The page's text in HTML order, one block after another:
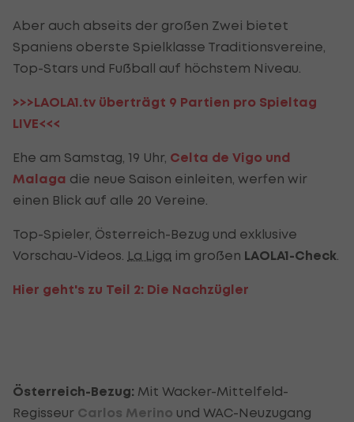
Aber auch abseits der großen Zwei bietet
Spaniens oberste Spielklasse Traditionsvereine,
Top-Stars und Fußball auf höchstem Niveau.
>>>LAOLA1.tv überträgt 9 Partien pro Spieltag
LIVE<<<
Ehe am Samstag, 19 Uhr, Celta de Vigo und
Malaga die neue Saison einleiten, werfen wir
einen Blick auf alle 20 Vereine.
Top-Spieler, Österreich-Bezug und exklusive
Vorschau-Videos. La Liga im großen LAOLA1-Check
Hier geht's zu Teil 2: Die Nachzügler
Österreich-Bezug: Mit Wacker-Mittelfeld-
Regisseur Carlos Merino und WAC-Neuzugang